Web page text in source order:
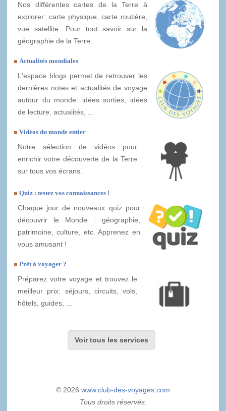
Nos différentes cartes de la Terre à
explorer: carte physique, carte routière,
vue satellite. Pour tout savoir sur la
géographie de la Terre.
Actualités mondiales
L'espace blogs permet de retrouver les
dernières notes et actualités de voyage
autour du monde: idées sorties, idées
de lecture, actualités, ...
Vidéos du monde entier
Notre sélection de vidéos pour
enrichir votre découverte de la Terre
sur tous vos écrans.
Quiz : testez vos connaissances !
Chaque jour de nouveaux quiz pour
découvrir le Monde : géographie,
patrimoine, culture, etc. Apprenez en
vous amusant !
Prêt à voyager ?
Préparez votre voyage et trouvez le
meilleur prix: séjours, circuits, vols,
hôtels, guides, ...
Voir tous les services
© 2026 www.club-des-voyages.com
Tous droits réservés.